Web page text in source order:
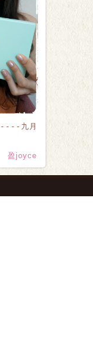
----九月
盈joyce